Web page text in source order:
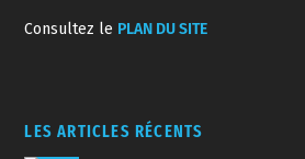
Consultez le PLAN DU SITE
LES ARTICLES RÉCENTS